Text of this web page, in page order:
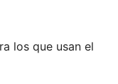
los que usan el